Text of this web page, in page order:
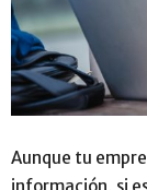
Aunque tu
información, si